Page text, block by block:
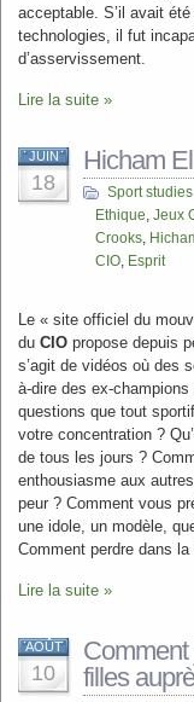
acceptable. S’il avait
technologies, il fut
d’asservissement.
Lire la suite »
JUIN
18
Hicham
Sport studies
Ethique, Jeux
Crooks,
CIO, Esprit
Le « site officiel du
du CIO propose depuis
s’agit de vidéos où des
à-dire des ex-
questions que tout
votre concentration ?
de tous les jours ?
enthousiasme aux
peur ? Comment vous
une idole, un modèle,
Comment perdre dans
Lire la suite »
AOÛT
10
Comment
filles